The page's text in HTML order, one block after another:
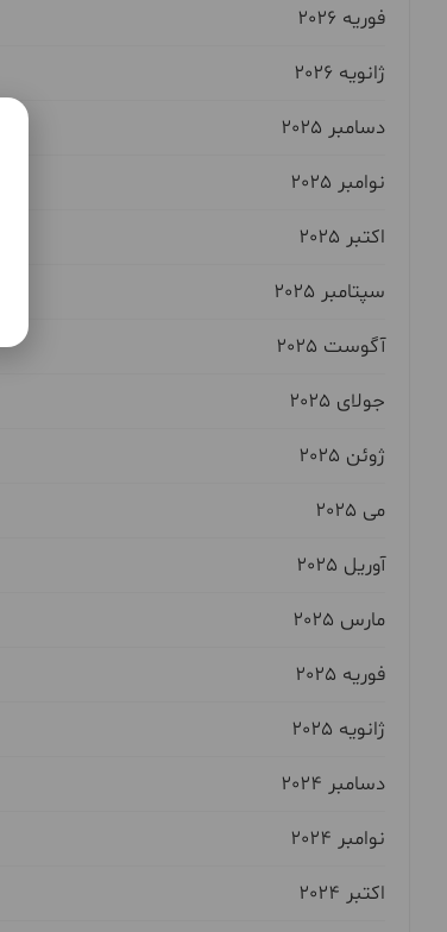
فوریه 2026
ژانویه 2026
دسامبر 2025
نوامبر 2025
اکتبر 2025
سپتامبر 2025
آگوست 2025
جولای 2025
ژوئن 2025
می 2025
آوریل 2025
مارس 2025
فوریه 2025
ژانویه 2025
دسامبر 2024
نوامبر 2024
اکتبر 2024